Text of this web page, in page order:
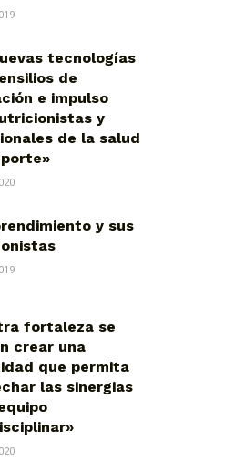
tecnologías
de
e impulso
y
de la salud
y sus
fortaleza se
crear una
que permita
las sinergias